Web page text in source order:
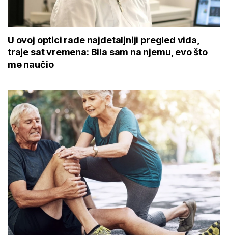
U ovoj optici rade najdetaljniji pregled vida,
traje sat vremena: Bila sam na njemu, evo što
me naučio